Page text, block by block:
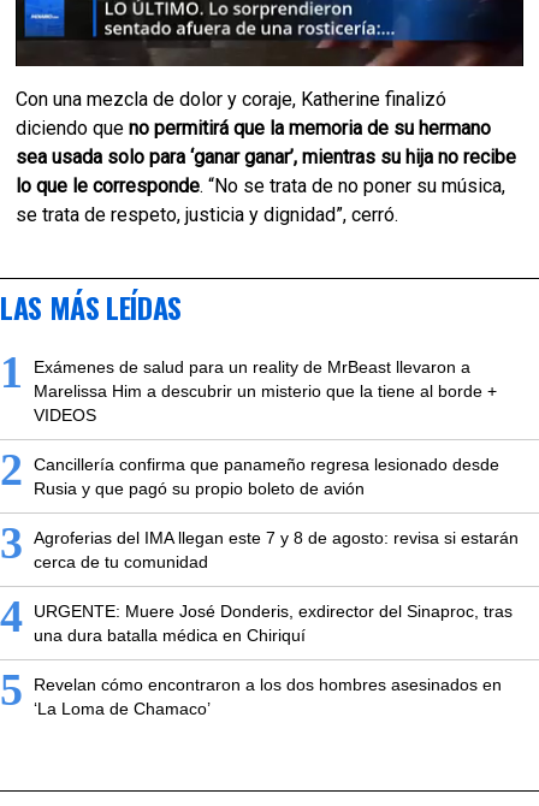
Con una mezcla de dolor y coraje, Katherine finalizó
diciendo queno permitirá que la memoria de su hermano
sea usada solo para ‘ganar ganar’, mientras su hija no recibe
lo que le corresponde. “No se trata de no poner su música,
se trata de respeto, justicia y dignidad”, cerró.
LAS MÁS LEÍDAS
1
Exámenes de salud para un reality de MrBeast llevaron a
Marelissa Him a descubrir un misterio que la tiene al borde +
VIDEOS
2
Cancillería confirma que panameño regresa lesionado desde
Rusia y que pagó su propio boleto de avión
3
Agroferias del IMA llegan este 7 y 8 de agosto: revisa si estarán
cerca de tu comunidad
4
URGENTE: Muere José Donderis, exdirector del Sinaproc, tras
una dura batalla médica en Chiriquí
5
Revelan cómo encontraron a los dos hombres asesinados en
‘La Loma de Chamaco’